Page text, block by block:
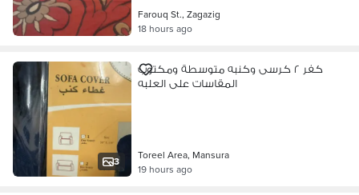
Farouq St., Zagazig
18 hours ago
3
كفر ٢ كرسى وكنبه متوسطة ومكتوب
المقاسات على العلبه
Toreel Area, Mansura
19 hours ago